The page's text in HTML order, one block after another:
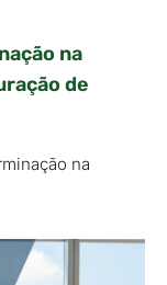
na
de
na